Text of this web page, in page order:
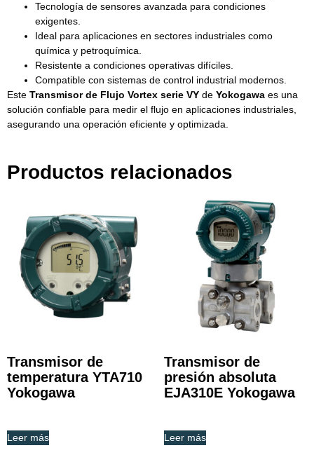
Tecnología de sensores avanzada para condiciones
exigentes.
Ideal para aplicaciones en sectores industriales como
química y petroquímica.
Resistente a condiciones operativas difíciles.
Compatible con sistemas de control industrial modernos.
Este Transmisor de Flujo Vortex serie VY de Yokogawa es una
solución confiable para medir el flujo en aplicaciones industriales,
asegurando una operación eficiente y optimizada.
Productos relacionados
Transmisor de
temperatura YTA710
Yokogawa
Leer más
Transmisor de
presión absoluta
EJA310E Yokogawa
Leer más